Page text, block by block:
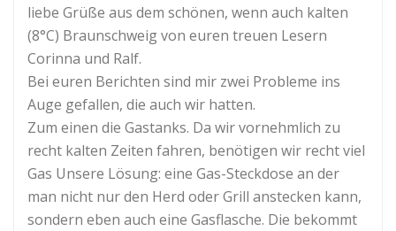
liebe Grüße aus dem schönen, wenn auch kalten
(8°C) Braunschweig von euren treuen Lesern
Corinna und Ralf.
Bei euren Berichten sind mir zwei Probleme ins
Auge gefallen, die auch wir hatten.
Zum einen die Gastanks. Da wir vornehmlich zu
recht kalten Zeiten fahren, benötigen wir recht viel
Gas Unsere Lösung: eine Gas-Steckdose an der
man nicht nur den Herd oder Grill anstecken kann,
sondern eben auch eine Gasflasche. Die bekommt